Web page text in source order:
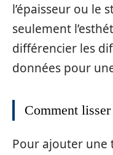
l’épaisseur ou le
seulement
différencier les
données pour
Comment
Pour ajouter une